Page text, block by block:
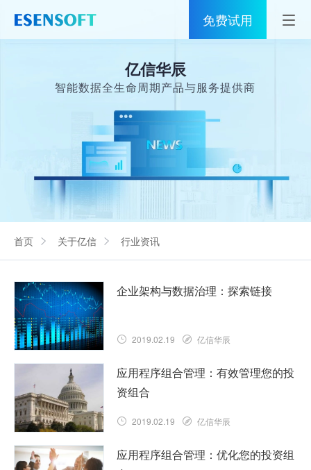
免费试用
服务
关于亿信
400-0011-866
亿信华辰
智能数据全生命周期产品与服务提供商
首页 关于亿信 行业资讯
企业架构与数据治理：探索链接
2019.02.19 亿信华辰
从公司意义上讲，创新管理是通过采用创
新的想法，产品，流程和业务模型，快速
有效地实现组织目标。大多数组织开始意
识到，为了推动业务增长并保持……
应用程序组合管理：有效管理您的投
资组合
2019.02.19 亿信华辰
现在是时候关注您的投资组合阶段的实际
管理了。在这里，您需要考虑应用程序的
应用程序组合管理：优化您的投资组